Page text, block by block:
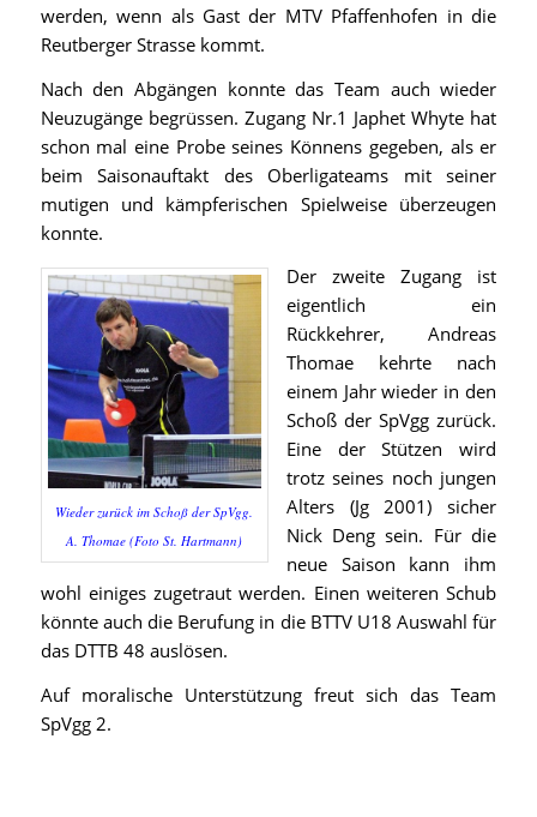
werden, wenn als Gast der MTV Pfaffenhofen in die
Reutberger Strasse kommt.
Nach den Abgängen konnte das Team auch wieder
Neuzugänge begrüssen. Zugang Nr.1 Japhet Whyte hat
schon mal eine Probe seines Könnens gegeben, als er
beim Saisonauftakt des Oberligateams mit seiner
mutigen und kämpferischen Spielweise überzeugen
konnte.
Wieder zurück im Schoß der SpVgg.
A. Thomae (Foto St. Hartmann)
Der zweite Zugang ist
eigentlich ein
Rückkehrer, Andreas
Thomae kehrte nach
einem Jahr wieder in den
Schoß der SpVgg zurück.
Eine der Stützen wird
trotz seines noch jungen
Alters (Jg 2001) sicher
Nick Deng sein. Für die
neue Saison kann ihm
wohl einiges zugetraut werden. Einen weiteren Schub
könnte auch die Berufung in die BTTV U18 Auswahl für
das DTTB 48 auslösen.
Auf moralische Unterstützung freut sich das Team
SpVgg 2.